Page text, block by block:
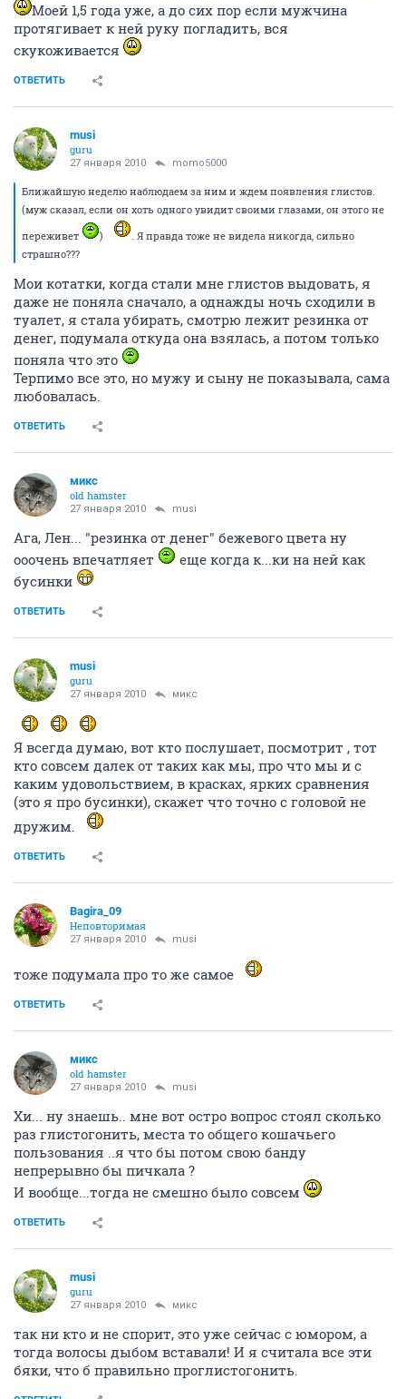
Моей 1,5 года уже, а до сих пор если мужчина
протягивает к ней руку погладить, вся
скукоживается
ОТВЕТИТЬ
musi
guru
27 января 2010 momo5000
Ближайшую неделю наблюдаем за ним и ждем появления глистов.
(муж сказал, если он хоть одного увидит своими глазами, он этого не
переживет
)
. Я правда тоже не видела никогда, сильно
страшно???
Мои котатки, когда стали мне глистов выдовать, я
даже не поняла сначало, а однажды ночь сходили в
туалет, я стала убирать, смотрю лежит резинка от
денег, подумала откуда она взялась, а потом только
поняла что это
Терпимо все это, но мужу и сыну не показывала, сама
любовалась.
ОТВЕТИТЬ
микс
old hamster
27 января 2010 musi
Ага, Лен... "резинка от денег" бежевого цвета ну
ооочень впечатляет
еще когда к...ки на ней как
бусинки
ОТВЕТИТЬ
musi
guru
27 января 2010 микс
Я всегда думаю, вот кто послушает, посмотрит , тот
кто совсем далек от таких как мы, про что мы и с
каким удовольствием, в красках, ярких сравнения
(это я про бусинки), скажет что точно с головой не
дружим.
ОТВЕТИТЬ
Bagira_09
Неповторимая
27 января 2010 musi
тоже подумала про то же самое
ОТВЕТИТЬ
микс
old hamster
27 января 2010 musi
Хи... ну знаешь.. мне вот остро вопрос стоял сколько
раз глистогонить, места то общего кошачьего
пользования ..я что бы потом свою банду
непрерывно бы пичкала ?
И вообще...тогда не смешно было совсем
ОТВЕТИТЬ
musi
guru
27 января 2010 микс
так ни кто и не спорит, это уже сейчас с юмором, а
тогда волосы дыбом вставали! И я считала все эти
бяки, что б правильно проглистогонить.